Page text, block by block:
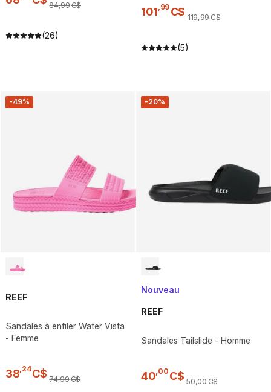
84,99C$
(26)
101,99 C$ 119,99C$
(5)
-49%
REEF
Sandales à enfiler Water Vista
- Femme
38 24C$ 74,99C$
-20%
Nouveau
REEF
Sandales Tailslide - Homme
40 00 C$ 50,00C$